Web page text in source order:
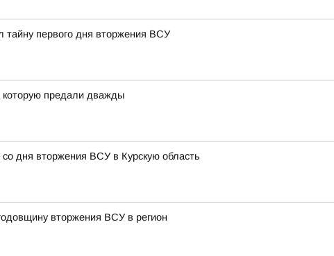
тайну первого дня вторжения ВСУ
которую предали дважды
дня вторжения ВСУ в Курскую область
вторжения ВСУ в регион